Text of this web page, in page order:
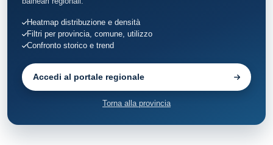
Heatmap distribuzione e densità
Filtri per provincia, comune, utilizzo
Confronto storico e trend
Accedi al portale regionale
Torna alla provincia